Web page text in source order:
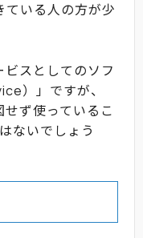
ている人の方が少
スとしてのソフ
）」ですが、
ず使っているこ
ないでしょう